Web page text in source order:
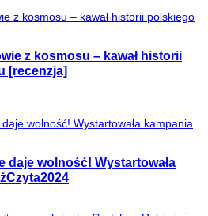
z kosmosu – kawał historii
[recenzja]
daje wolność! Wystartowała